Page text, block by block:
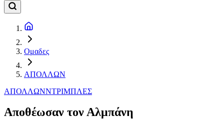
Ομαδες
ΑΠΟΛΛΩΝ
ΑΠΟΛΛΩΝΝΤΡΙΜΠΛΕΣ
Αποθέωσαν τον Αλμπάνη